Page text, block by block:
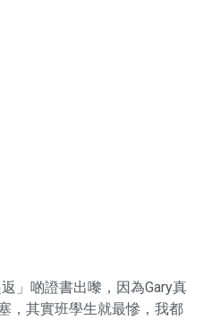
」啲證書出嚟，因為Gary真
，其實班學生就最慘，我都